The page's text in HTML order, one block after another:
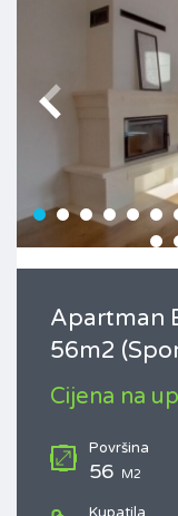
Apartman
56m2
Cijena na
Površina
56 M2
Kupatila